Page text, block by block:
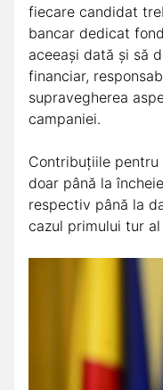
fiecare candidat
bancar dedicat
aceeași dată și să
financiar,
supravegherea
campaniei.
Contribuțiile
doar până la
respectiv până la
cazul primului tur